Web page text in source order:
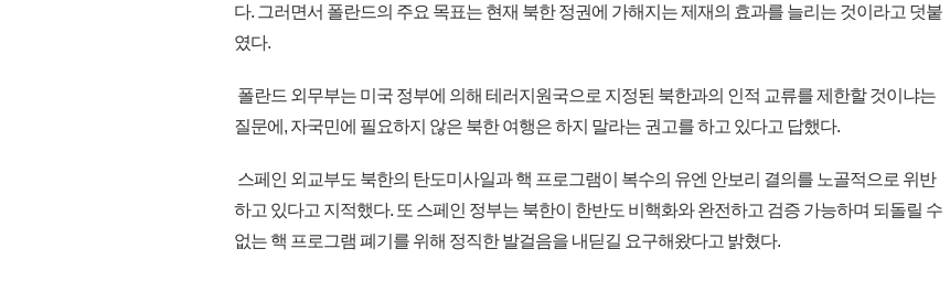
다. 그러면서 폴란드의 주요 목표는 현재 북한 정권에 가해지는 제재의 효과를 늘리는 것이라고 덧붙
였다.
폴란드 외무부는 미국 정부에 의해 테러지원국으로 지정된 북한과의 인적 교류를 제한할 것이냐는
질문에, 자국민에 필요하지 않은 북한 여행은 하지 말라는 권고를 하고 있다고 답했다.
스페인 외교부도 북한의 탄도미사일과 핵 프로그램이 복수의 유엔 안보리 결의를 노골적으로 위반
하고 있다고 지적했다. 또 스페인 정부는 북한이 한반도 비핵화와 완전하고 검증 가능하며 되돌릴 수
없는 핵 프로그램 폐기를 위해 정직한 발걸음을 내딛길 요구해왔다고 밝혔다.